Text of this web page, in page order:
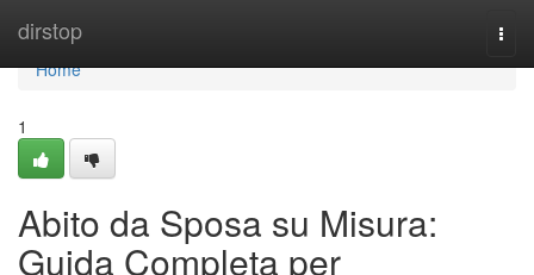
dirstop
Home
Home
1
Abito da Sposa su Misura:
Guida Completa per